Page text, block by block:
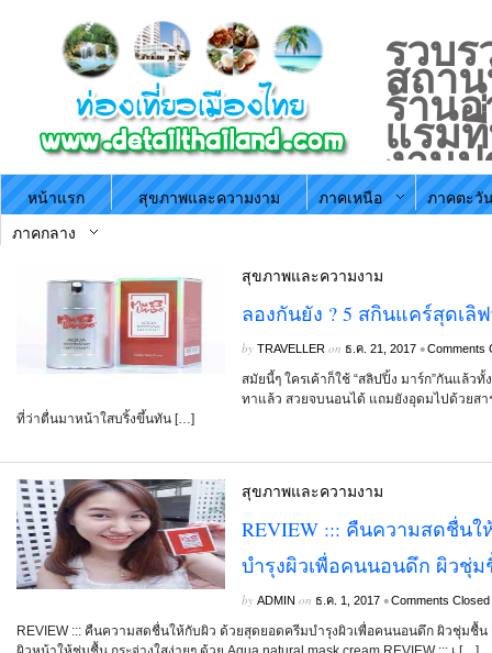
รวบ
สถา
ร้านอ
แรม
งาน
ประ
ตาม
หน้าแรก สุขภาพและความงาม ภาคเหนือ
ภาคตะวั
ภาคกลาง
สุขภาพและความงาม
ลองกันยัง ? 5 สกินแคร์สุดเ
by TRAVELLER on ธ.ค. 21, 2017 •Comments
สมัยนี้ๆ ใครเค้าก็ใช้ “สลิปปิ้ง มาร์ก”กันแล้
ทาแล้ว สวยจบนอนได้ แถมยังอุดมไปด้วยส
ที่ว่าตื่นมาหน้าใสบริ้งขึ้นทัน […]
สุขภาพและความงาม
REVIEW ::: คืนความสดชื่น
บำรุงผิวเพื่อคนนอนดึก ผิวชุ่
by ADMIN on ธ.ค. 1, 2017 •Comments Closed
REVIEW ::: คืนความสดชื่นให้กับผิว ด้วยสุดยอดครีมบำรุงผิวเพื่อคนนอนดึก ผิวชุ่มชื้น